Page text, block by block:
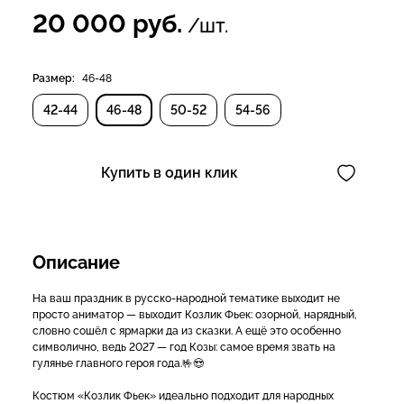
20 000 руб. /шт.
Размер: 46-48
42-44 46-48 50-52 54-56
Купить в один клик
Описание
На ваш праздник в русско‑народной тематике выходит не
просто аниматор — выходит Козлик Фьек: озорной, нарядный,
словно сошёл с ярмарки да из сказки. А ещё это особенно
символично, ведь 2027 — год Козы: самое время звать на
гулянье главного героя года.🤟😍
Костюм «Козлик Фьек» идеально подходит для народных